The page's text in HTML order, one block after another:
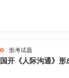
形考试题
国开《人际沟通》形